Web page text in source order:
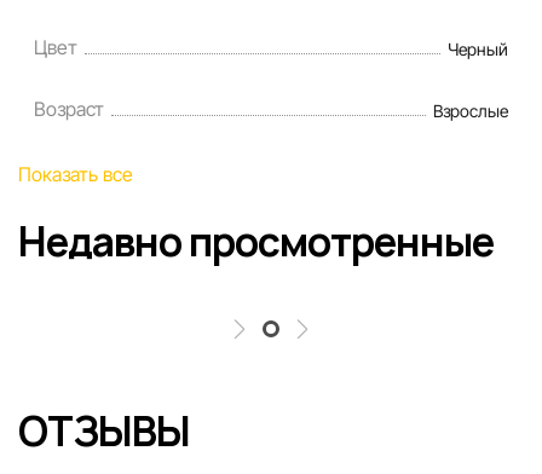
Цвет Черный
Возраст Взрослые
Показать все
Недавно просмотренные
ОТЗЫВЫ